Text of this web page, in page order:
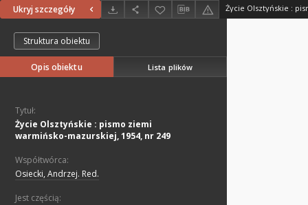
Ukryj szczegóły
Struktura obiektu
Opis obiektu Lista plików
Tytuł:
Życie Olsztyńskie : pismo ziemi
warmińsko-mazurskiej, 1954, nr 249
Współtwórca:
Osiecki, Andrzej. Red.
Jest częścią: